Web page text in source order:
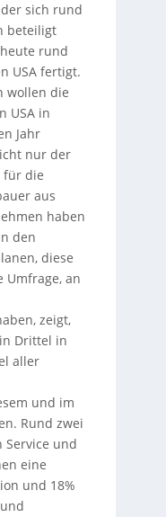
sich rund
beteiligt
rund
USA fertigt.
wollen die
USA in
Jahr
nur der
für die
aus
haben
den
diese
Umfrage, an
zeigt,
Drittel in
aller
und im
Rund zwei
Service und
eine
und 18%